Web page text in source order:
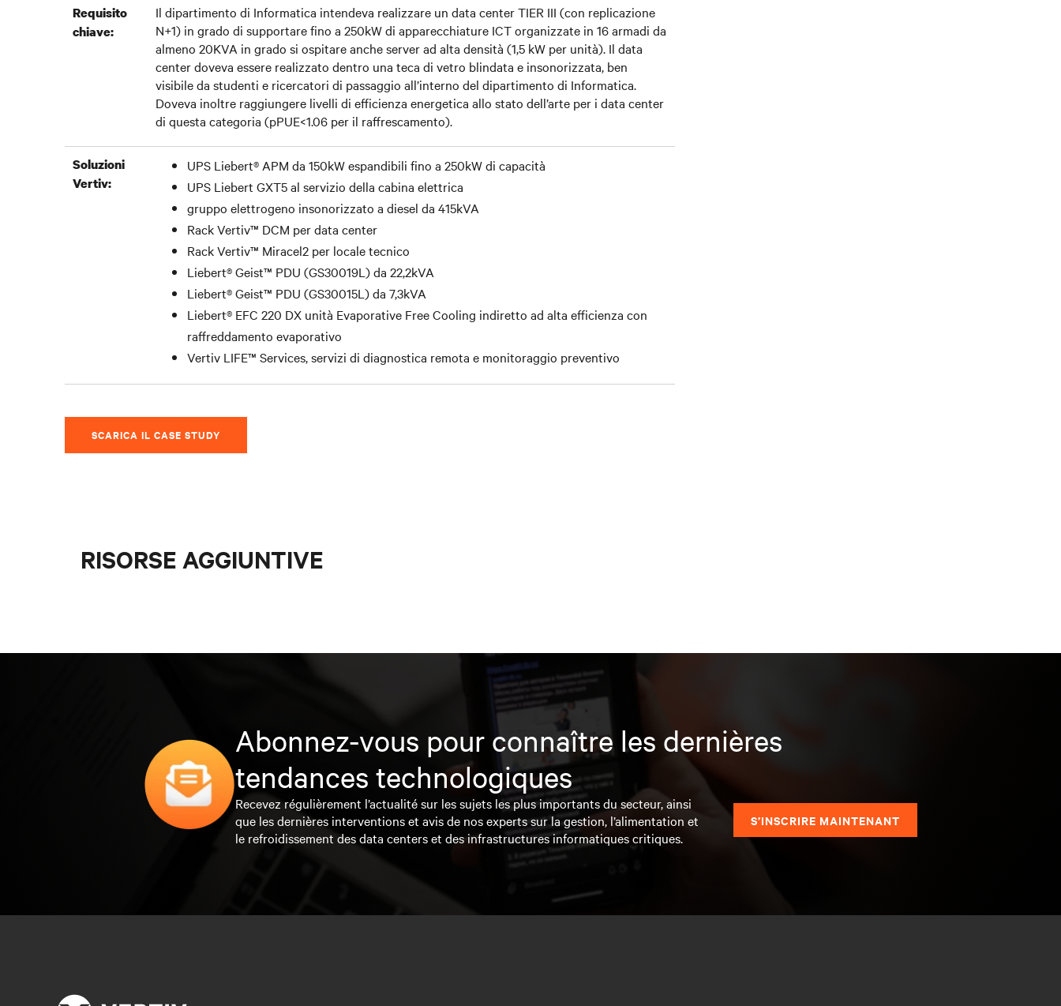
Requisito
chiave:
Il dipartimento di Informatica intendeva realizzare un data center TIER III (con replicazione
N+1) in grado di supportare fino a 250kW di apparecchiature ICT organizzate in 16 armadi da
almeno 20KVA in grado si ospitare anche server ad alta densità (1,5 kW per unità). Il data
center doveva essere realizzato dentro una teca di vetro blindata e insonorizzata, ben
visibile da studenti e ricercatori di passaggio all’interno del dipartimento di Informatica.
Doveva inoltre raggiungere livelli di efficienza energetica allo stato dell’arte per i data center
di questa categoria (pPUE<1.06 per il raffrescamento).
Soluzioni
Vertiv:
UPS Liebert® APM da 150kW espandibili fino a 250kW di capacità
UPS Liebert GXT5 al servizio della cabina elettrica
gruppo elettrogeno insonorizzato a diesel da 415kVA
Rack Vertiv™ DCM per data center
Rack Vertiv™ Miracel2 per locale tecnico
Liebert® Geist™ PDU (GS30019L) da 22,2kVA
Liebert® Geist™ PDU (GS30015L) da 7,3kVA
Liebert® EFC 220 DX unità Evaporative Free Cooling indiretto ad alta efficienza con
raffreddamento evaporativo
Vertiv LIFE™ Services, servizi di diagnostica remota e monitoraggio preventivo
SCARICA IL CASE STUDY
RISORSE AGGIUNTIVE
Abonnez-vous pour connaître les dernières
tendances technologiques
Recevez régulièrement l’actualité sur les sujets les plus importants du secteur, ainsi
que les dernières interventions et avis de nos experts sur la gestion, l’alimentation et
le refroidissement des data centers et des infrastructures informatiques critiques.
S’INSCRIRE MAINTENANT